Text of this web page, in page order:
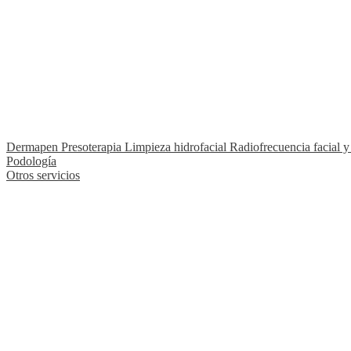
Dermapen Presoterapia Limpieza hidrofacial Radiofrecuencia facial
Podología
Otros servicios